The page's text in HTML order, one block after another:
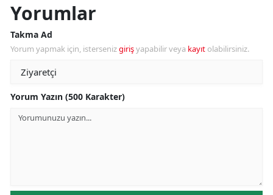
Yorumlar
Takma Ad
Yorum yapmak için, istersenizgirişyapabilir veya kayıt olabilirsiniz.
Yorum Yazın (500 Karakter)